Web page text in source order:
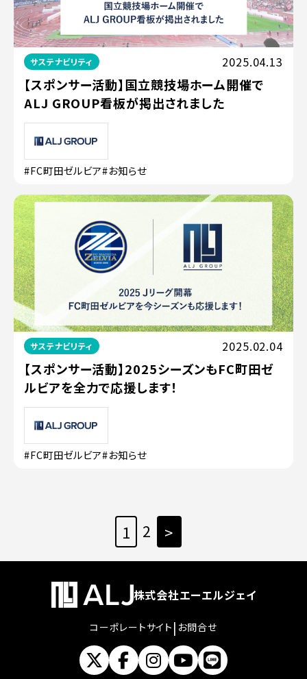
サステナビリティ 2025.04.13
【スポンサー活動】国立競技場ホーム開催で
ALJ GROUP看板が掲出されました
#FC町田ゼルビア#お知らせ
サステナビリティ 2025.02.04
【スポンサー活動】2025シーズンもFC町田ゼ
ルビアを全力で応援します！
#FC町田ゼルビア#お知らせ
1 2 >
株式会社エーエルジェイ
コーポレートサイト | お問合せ